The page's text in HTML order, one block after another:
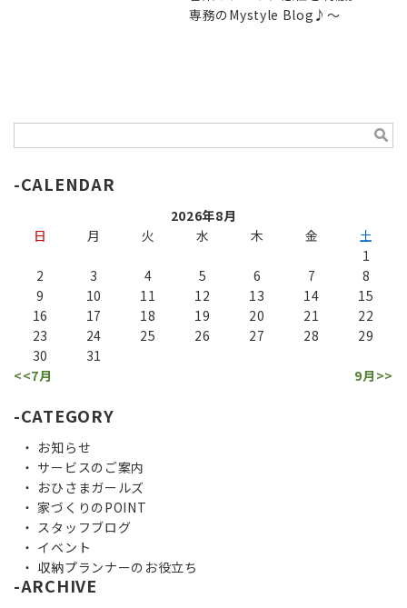
専務のMystyle Blog♪～
CALENDAR
2026年8月
日
月 火 水 木 金
土
1
2
3 4 5 6 7
8
9
10 11 12 13 14
15
16
17 18 19 20 21
22
23
24 25 26 27 28
29
30
31
<<7月
9月>>
CATEGORY
お知らせ
サービスのご案内
おひさまガールズ
家づくりのPOINT
スタッフブログ
イベント
収納プランナーのお役立ち
ARCHIVE